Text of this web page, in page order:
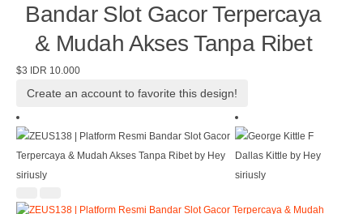
Bandar Slot Gacor Terpercaya
& Mudah Akses Tanpa Ribet
$3 IDR 10.000
Create an account to favorite this design!